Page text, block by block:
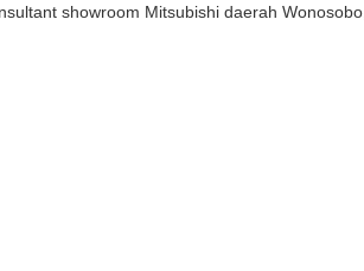
showroom Mitsubishi daerah Wonosobo,